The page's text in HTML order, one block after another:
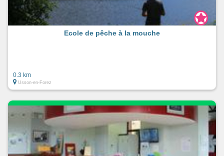
Ecole de pêche à la mouche
0.3 km
Usson-en-Forez